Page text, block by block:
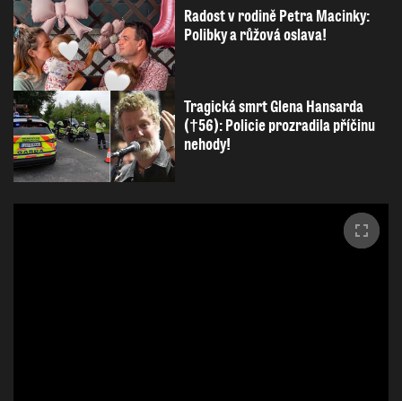
Radost v rodině Petra Macinky:
Polibky a růžová oslava!
Tragická smrt Glena Hansarda
(†56): Policie prozradila příčinu
nehody!